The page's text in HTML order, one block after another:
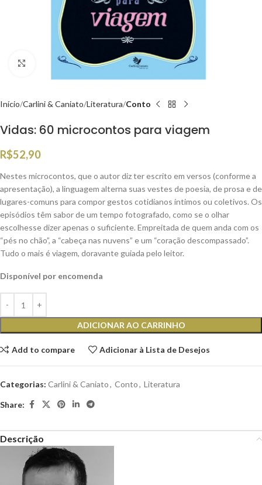
Clique para ampliar
Início Carlini & Caniato Literatura Conto
Vidas: 60 microcontos para viagem
R$52,90
Nestes microcontos, que o autor diz ter escrito em versos (conforme a
apresentação), a linguagem alterna suas vestes de poesia, de prosa e de
lugares-comuns para compor gestos cotidianos íntimos ou coletivos. Os
episódios têm sabor de um tempo fotografado, como se o olhar
escolhesse dizer apenas o suficiente. Empreitada de quem anda com os
“pés no chão”, a “cabeça nas nuvens” e um “coração descompassado”.
Tudo o mais é viagem, doravante guiada pelo leitor.
Disponível por encomenda
ADICIONAR AO CARRINHO
Add to compare Adicionar à Lista de Desejos
Categorias: Carlini & Caniato, Conto, Literatura
Share:
Descrição